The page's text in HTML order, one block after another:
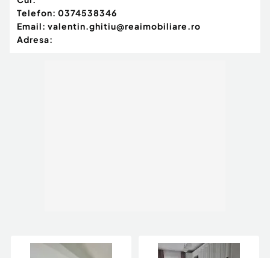
Telefon: 0374538346
Email: valentin.ghitiu@reaimobiliare.ro
Adresa: